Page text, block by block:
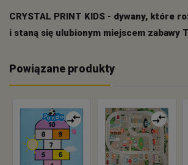
CRYSTAL PRINT KIDS - dywany, które
i staną się ulubionym miejscem zabawy
Powiązane produkty